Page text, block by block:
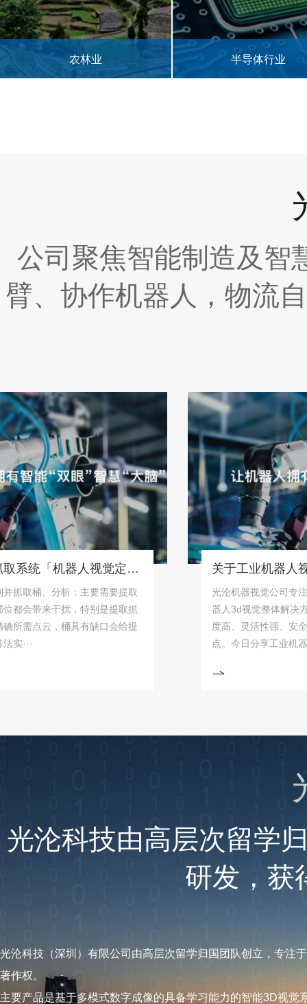
半导体行业
公司聚焦智能制造及智
臂、协作机器人，物流
桶状物体识别抓取系统「机器人视觉定位抓取解决方案」
。分析：主要需要提取
来干扰，特别是提取抓
云，桶具有缺口会给提
光沦机器视觉公司专注为工
器人3d视觉整体解决方案！
度高、灵活性强、安全可靠
点。今日分享工业机器···
光沦科技由高层次留学
研发，获
光沦科技（深圳）有限公司由高层次留学归国团队创立，专注
著作权。
主要产品是基于多模式数字成像的具备学习能力的智能3D视